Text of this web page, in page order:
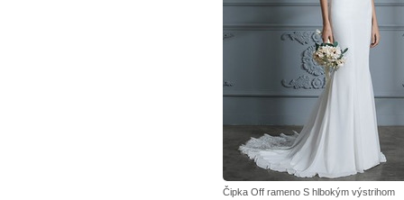
Čipka Off rameno S hlbokým výstrihom